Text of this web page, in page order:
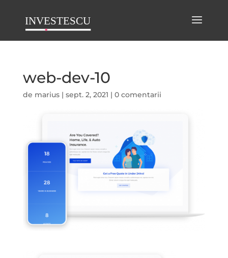
web-dev-10
de marius| sept. 2, 2021 | 0 comentarii